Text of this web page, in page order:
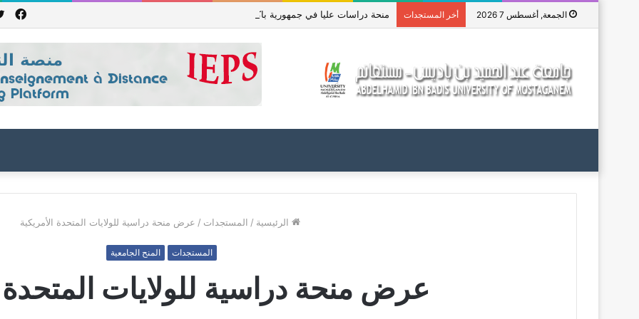
الجمعة, أغسطس 7 2026 أخر المستجدات منحة دراسات عليا في جمهورية باكستان الإسلامية للعام الدراسي 2027/2026
الرئيسية / المستجدات / عرض منحة دراسية للولايات المتحدة الأمريكية
المستجدات المنح الجامعية
عرض منحة دراسية للولايات المتحدة